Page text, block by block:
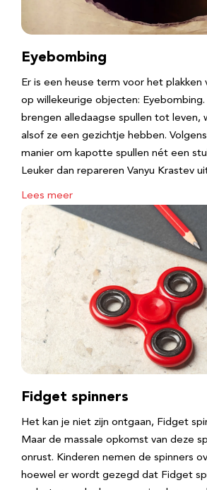
Eyebombing
Er is een heuse term voor het plakken
op willekeurige objecten:
brengen alledaagse spullen tot leven,
alsof ze een gezichtje hebben.
manier om kapotte spullen nét een
Leuker dan repareren Vanyu Krastev
Lees meer
Fidget spinners
Het kan je niet zijn ontgaan, Fidget
Maar de massale opkomst van deze
onrust. Kinderen nemen de spinners
hoewel er wordt gezegd dat Fidget